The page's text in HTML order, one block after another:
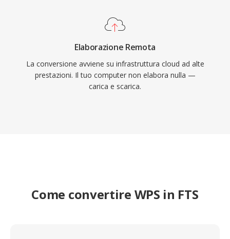
Elaborazione Remota
La conversione avviene su infrastruttura cloud ad alte
prestazioni. Il tuo computer non elabora nulla —
carica e scarica.
Come convertire WPS in FTS